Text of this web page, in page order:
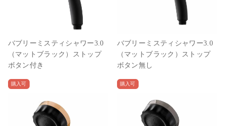
バブリーミスティシャワー3.0
（マットブラック）ストップ
ボタン付き
バブリーミスティシャワー3.0
（マットブラック）ストップ
ボタン無し
購入可 購入可